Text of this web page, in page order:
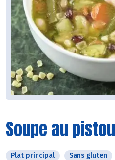
Soupe au pistou
Plat principal Sans gluten